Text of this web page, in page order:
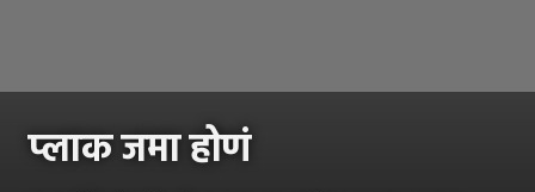
प्लाक जमा होणं